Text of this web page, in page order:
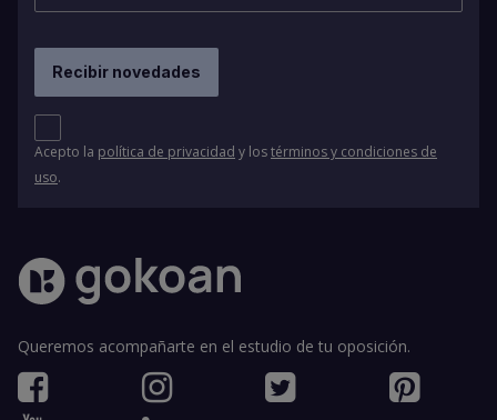
Acepto la política de privacidad y lostérminos y condiciones de
uso.
Queremos acompañarte en el estudio de tu oposición.